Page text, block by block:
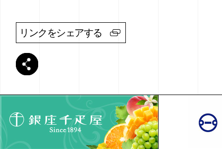
リンクをシェアする